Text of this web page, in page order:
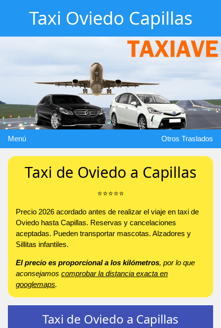
Taxi Oviedo Capillas
Menú Otros Traslados
Taxi de Oviedo a Capillas
⭐️⭐️⭐️⭐️⭐️
Precio 2026 acordado antes de realizar el viaje en taxi de
Oviedo hasta Capillas. Reservas y cancelaciones
aceptadas. Pueden transportar mascotas. Alzadores y
Sillitas infantiles.
El precio es proporcional a los kilómetros, por lo que
aconsejamos comprobar la distancia exacta en
googlemaps.
Taxi de Oviedo a Capillas